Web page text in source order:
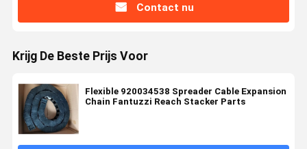
Contact nu
Krijg De Beste Prijs Voor
Flexible 920034538 Spreader Cable Expansion
Chain Fantuzzi Reach Stacker Parts